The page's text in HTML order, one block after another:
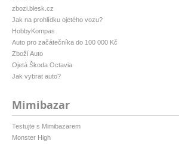
zbozi.blesk.cz
Jak na prohlídku ojetého vozu?
HobbyKompas
Auto pro začátečníka do 100 000 Kč
Zboží Auto
Ojetá Škoda Octavia
Jak vybrat auto?
Mimibazar
Testujte s Mimibazarem
Monster High